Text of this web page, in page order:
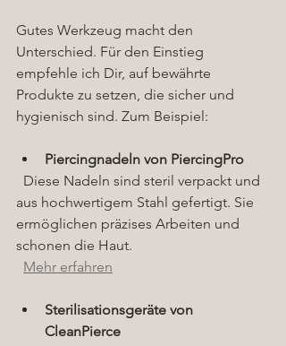
Gutes Werkzeug macht den
Unterschied. Für den Einstieg
empfehle ich Dir, auf bewährte
Produkte zu setzen, die sicher und
hygienisch sind. Zum Beispiel:
Piercingnadeln von PiercingPro
aus hochwertigem Stahl gefertigt. Sie
ermöglichen präzises Arbeiten und
schonen die Haut.
Mehr erfahren
Sterilisationsgeräte von
CleanPierce